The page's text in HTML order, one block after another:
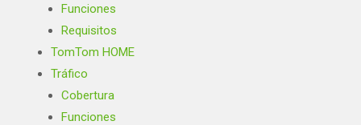
Funciones
Requisitos
TomTom HOME
Tráfico
Cobertura
Funciones